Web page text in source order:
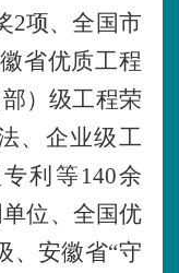
2项、全国市
省优质工程
）级工程荣
、企业级工
利等140余
位、全国优
、安徽省“守